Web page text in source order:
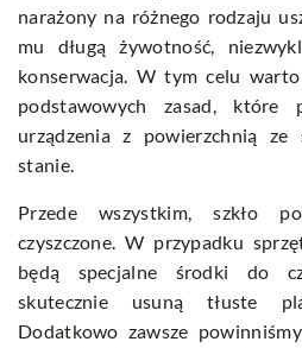
narażony na różnego rodzaju
mu długą żywotność,
konserwacja. W tym celu
podstawowych zasad, które
urządzenia z powierzchnią ze
stanie.
Przede wszystkim, szkło
czyszczone. W przypadku
będą specjalne środki do
skutecznie usuną tłuste
Dodatkowo zawsze